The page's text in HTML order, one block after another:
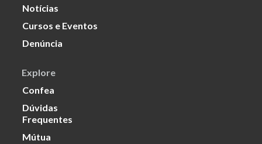
Notícias
Cursos e Eventos
Denúncia
Explore
Confea
Dúvidas
Frequentes
Mútua